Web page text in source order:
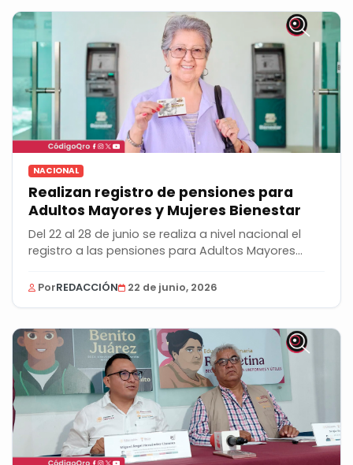
NACIONAL
Realizan registro de pensiones para
Adultos Mayores y Mujeres Bienestar
Del 22 al 28 de junio se realiza a nivel nacional el
registro a las pensiones para Adultos Mayores...
PorREDACCIÓN 22 de junio, 2026